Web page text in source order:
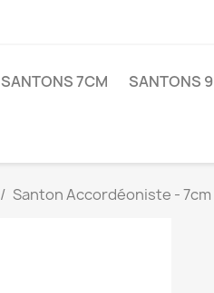
SANTONS 7CM SANTONS
Santon Accordéoniste - 7cm